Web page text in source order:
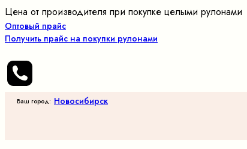
Цена от производителя при покупке целыми рулонами
Оптовый прайс
Получить прайс на покупки рулонами
Ваш город: Новосибирск